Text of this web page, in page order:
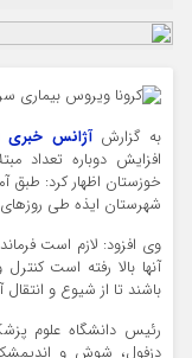
به گزارشآژانس خبری
افزایش دوباره تعداد
شهرستان ایذه طی
وی افزود: لازم است
آنها بالا رفته است
باشند تا از شیوع و
رئیس دانشگاه علوم
دزفول، شوش و اندیمشک